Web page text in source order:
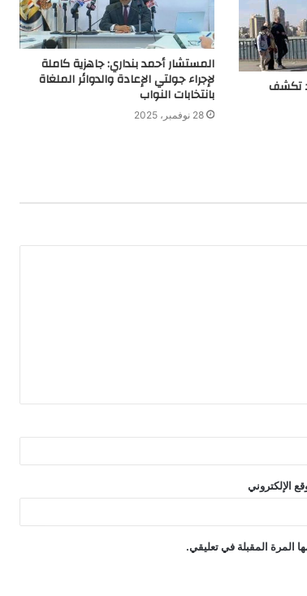
تكشف
المستشار أحمد بنداري: جاهزية كاملة
لإجراء جولتي الإعادة والدوائر الملغاة
بانتخابات النواب
28 نوفمبر، 2025
الإلكتروني
المرة المقبلة في تعليقي.